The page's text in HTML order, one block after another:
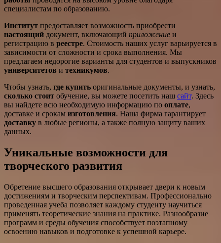
специалистам по образованию.
Институт предоставляет возможность приобрести
настоящий документ, включающий приложение и
регистрацию в реестре. Стоимость наших услуг варьируется в
зависимости от сложности и срока выполнения. Мы
предлагаем недорогие варианты для студентов и выпускников
университетов и техникумов.
Чтобы узнать, где купить оригинальные документы, и узнать,
сколько стоит обучение, вы можете посетить наш сайт. Здесь
вы найдете всю необходимую информацию по оплате,
доставке и срокам изготовления. Наша фирма гарантирует
доставку в любые регионы, а также полную защиту ваших
данных.
Уникальные возможности для
творческого развития
Обретение высшего образования открывает двери к новым
достижениям и творческим перспективам. Профессионально
проведенная учеба позволяет каждому студенту научиться
применять теоретические знания на практике. Разнообразие
программ и среды обучения способствует поэтапному
освоению навыков и подготовке к успешной карьере.